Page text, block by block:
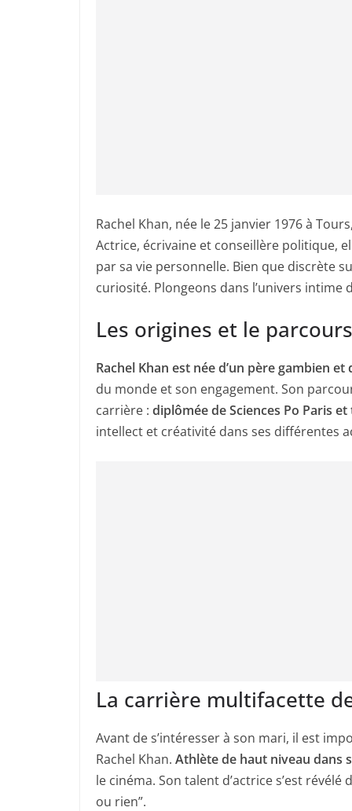
Rachel Khan, née le 25 janvier 1976 à
Actrice, écrivaine et conseillère politique,
par sa vie personnelle. Bien que discrète
curiosité. Plongeons dans l’univers
Les origines et le
Rachel Khan est née d’un père gambien
du monde et son engagement. Son
carrière : diplômée de Sciences Po Paris
intellect et créativité dans ses différentes
La carrière multifacette
Avant de s’intéresser à son mari, il est
Rachel Khan. Athlète de haut niveau dans
le cinéma. Son talent d’actrice s’est
ou rien”.